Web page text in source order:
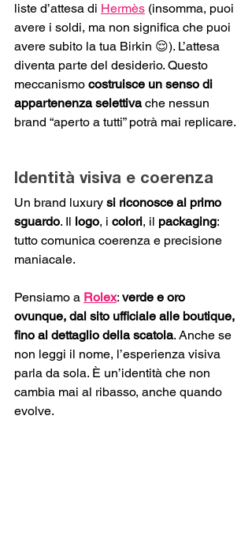
liste d’attesa di Hermès (insomma, puoi
avere i soldi, ma non significa che puoi
avere subito la tua Birkin 😌). L’attesa
diventa parte del desiderio. Questo
meccanismo costruisce un senso di
appartenenza selettiva che nessun
brand “aperto a tutti” potrà mai replicare.
Identità visiva e coerenza
Un brand luxury si riconosce al primo
sguardo. Il logo, i colori, il packaging:
tutto comunica coerenza e precisione
maniacale.
Pensiamo a Rolex: verde e oro
ovunque, dal sito ufficiale alle boutique,
fino al dettaglio della scatola. Anche se
non leggi il nome, l’esperienza visiva
parla da sola. È un’identità che non
cambia mai al ribasso, anche quando
evolve.